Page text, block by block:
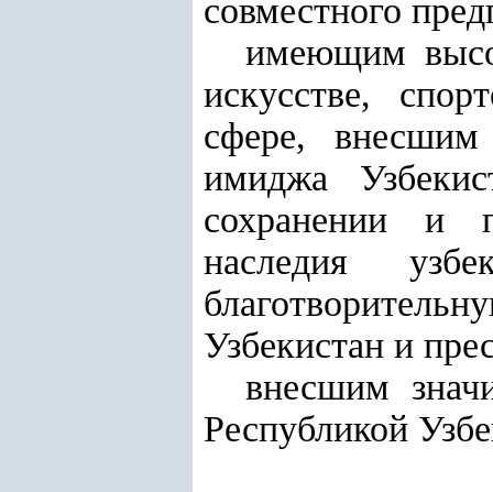
совместного
имеющим
искусстве,
сфере,
имиджа
сохранении и
наследия
Узбекистан и
внесшим
Республикой